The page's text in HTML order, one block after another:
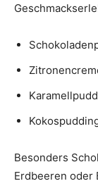
Besonders
Erdbeeren oder